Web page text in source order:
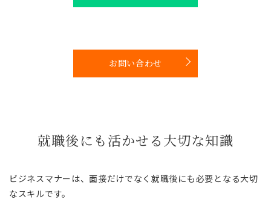
お問い合わせ
就職後にも活かせる大切な知識
ビジネスマナーは、面接だけでなく就職後にも必要となる大切
なスキルです。